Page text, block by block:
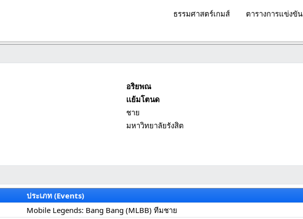
ธรรมศาสตร์เกมส์ ตารางการแข่งขัน
อริยพณ
เเย้มโตนด
ชาย
มหาวิทยาลัยรังสิต
ประเภท (Events)
Mobile Legends: Bang Bang (MLBB) ทีมชาย